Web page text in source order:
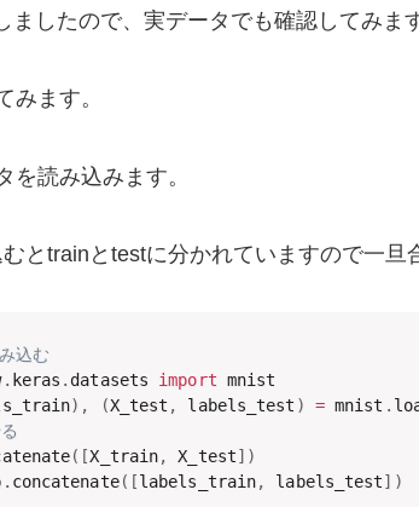
ましたので、実データでも確認してみます
みます。
を読み込みます。
とtrainとtestに分かれていますので一旦
込む
. keras . datasets import
) , (X_test , labels_test ) = mnist .
( [X_train, X_test] )
. concatenate( [labels_train, labels_test] )